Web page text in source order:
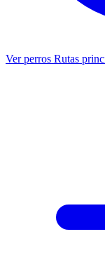
Ver perros Rutas